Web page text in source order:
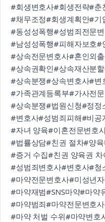
#회생변호사#회생전략#춘
#채무조정#회생계획안#기
#동성성폭행#성범죄전문
#남성성폭행#피해자보호#
#상속전문변호사#혼인외
#상속권확인#상속재산분할
#상속분쟁#상속변호사#변
#가족관계등록부#가사전
#상속분쟁#법원신청#정정
#변호사#성범죄피해#비공
#자녀 양육#이혼전문변호
#법률상담#친권 절차#양육
#증거 수집#친권 양육권 차
#성범죄변호사#변호사#청
#마약전문변호사#미성년
#마약재범#SNS마약#마약
#마약범죄#마약전문변호사
#마약 처벌 수위#마약변호